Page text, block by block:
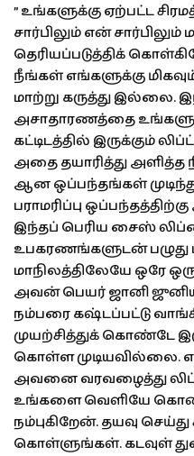
” உங்களுக்கு ஏற்பட்ட
சார்பிலும் என்
தெரியப்படுத்திக்
நீங்கள் எங்களுக்கு
மாற்று கருத்து இல்லை.
அசாதாரணத்தை
கட்டிடத்தில் இருக்கும்
அதை தயாரித்து அளித்த
ஆன ஒப்பந்தங்கள்
பராமரிப்பு
இந்தப் பெரிய சைஸ்
உபகரணங்களுடன் பழுது
மாநிலத்திலேயே ஒரே
அவன் பெயர் ஜானி
நம்பரை கஷ்டப்பட்டு
முயற்சித்துக் கொண்டே
கொள்ள முடியவில்லை.
அவனை வரவழைத்து
உங்களை வெளியே கொண்டு
நம்புகிறேன். தயவு
கொள்ளுங்கள். கடவுள்